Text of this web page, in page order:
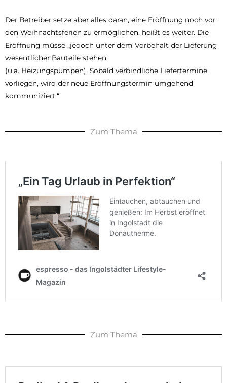
Der Betreiber setze aber alles daran, eine Eröffnung noch vor
den Weihnachtsferien zu ermöglichen, heißt es weiter. Die
Eröffnung müsse „jedoch unter dem Vorbehalt der Lieferung
wesentlicher Bauteile stehen
(u.a. Heizungspumpen). Sobald verbindliche Liefertermine
vorliegen, wird der neue Eröffnungstermin umgehend
kommuniziert.“
Zum Thema
Zum Thema